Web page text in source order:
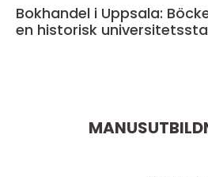
Bokhandel i Uppsala:
en historisk